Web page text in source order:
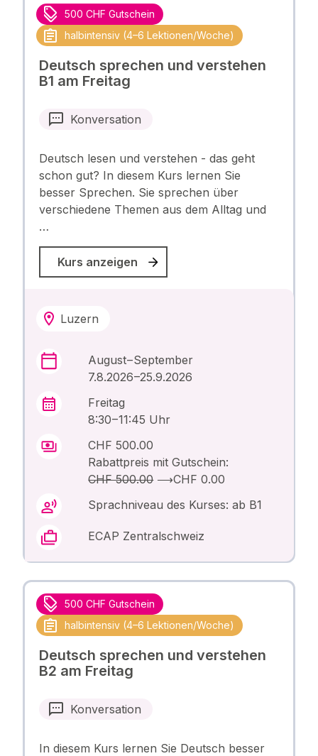
500 CHF Gutschein
halbintensiv (4–6 Lektionen/Woche)
Deutsch sprechen und verstehen
B1 am Freitag
Konversation
Deutsch lesen und verstehen - das geht
schon gut? In diesem Kurs lernen Sie
besser Sprechen. Sie sprechen über
verschiedene Themen aus dem Alltag und
…
Kurs anzeigen
Luzern
August – September
7.8.2026 –25.9.2026
Freitag
8:30 – 11:45 Uhr
CHF 500.00
Rabattpreis mit Gutschein:
CHF 500.00⟶CHF 0.00
Sprachniveau des Kurses: ab B1
ECAP Zentralschweiz
500 CHF Gutschein
halbintensiv (4–6 Lektionen/Woche)
Deutsch sprechen und verstehen
B2 am Freitag
Konversation
In diesem Kurs lernen Sie Deutsch besser